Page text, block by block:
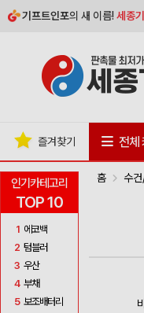
기프트인포의 새 이름!세종
인기카테고리
TOP 10
1 에코백
2 텀블러
3 우산
4 부채
5 보조배터리
즐겨찾기 전체
홈 수